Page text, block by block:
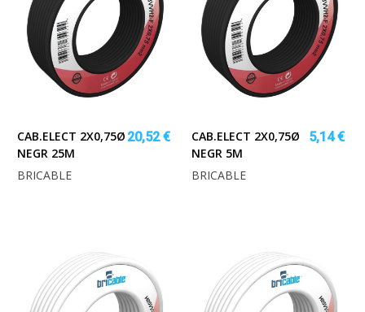
CAB.ELECT 2X0,75Ø
NEGR 25M
20,52 €
BRICABLE
CAB.ELECT 2X0,75Ø
NEGR 5M
5,14 €
BRICABLE